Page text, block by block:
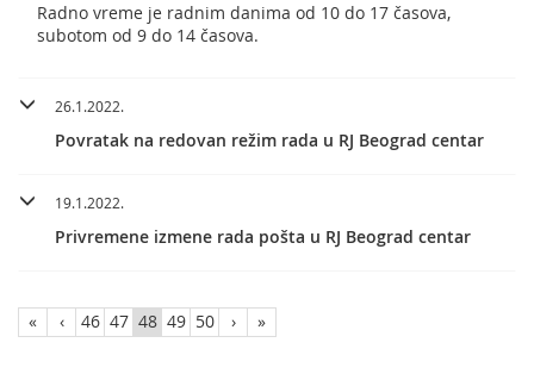
Radno vreme je radnim danima od 10 do 17 časova,
subotom od 9 do 14 časova.
26.1.2022.
Povratak na redovan režim rada u RJ Beograd centar
19.1.2022.
Privremene izmene rada pošta u RJ Beograd centar
« ‹ 46 47 48 49 50 › »